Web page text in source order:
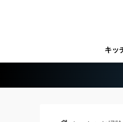
キッ